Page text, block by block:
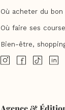
Où acheter du
Où faire ses
Bien-être,